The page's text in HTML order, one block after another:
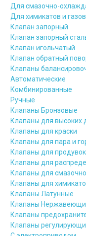
Для смазочно-
Для химикатов и газов
Клапан запорный
Клапан запорный
Клапан игольчатый
Клапан обратный
Клапаны
Автоматические
Комбинированные
Ручные
Клапаны Бронзовые
Клапаны для высоких
Клапаны для краски
Клапаны для пара и
Клапаны для продувок
Клапаны для
Клапаны для
Клапаны для
Клапаны Латунные
Клапаны
Клапаны
Клапаны